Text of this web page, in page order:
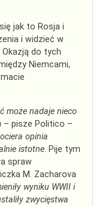
jak to Rosja i
i widzieć w
do tych
Niemcami,
może nadaje nieco
– pisze Politico –
opinia
istotne. Pije tym
spraw
M. Zacharova
wyniku WWII i
zwycięstwa